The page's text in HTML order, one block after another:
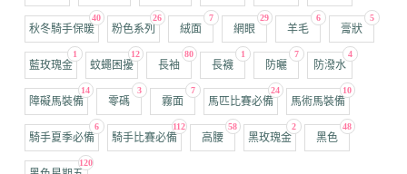
40
秋冬騎手保暖
26
粉色系列
7
絨面
29
網眼
6
羊毛
5
膏狀
1
藍玫瑰金
12
蚊蠅困擾
80
長袖
1
長襪
7
防曬
4
防潑水
14
障礙馬裝備
3
零碼
7
霧面
24
馬匹比賽必備
10
馬術馬裝備
6
騎手夏季必備
112
騎手比賽必備
58
高腰
2
黑玫瑰金
48
黑色
120